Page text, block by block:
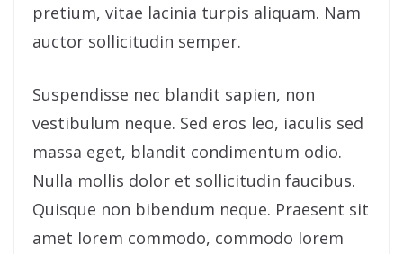
pretium, vitae lacinia turpis aliquam. Nam
auctor sollicitudin semper.
Suspendisse nec blandit sapien, non
vestibulum neque. Sed eros leo, iaculis sed
massa eget, blandit condimentum odio.
Nulla mollis dolor et sollicitudin faucibus.
Quisque non bibendum neque. Praesent sit
amet lorem commodo, commodo lorem